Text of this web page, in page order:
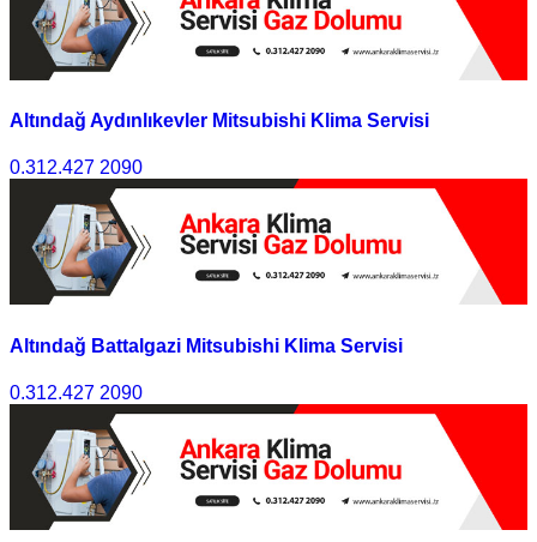
Altındağ Aydınlıkevler Mitsubishi Klima Servisi
0.312.427 2090
Altındağ Battalgazi Mitsubishi Klima Servisi
0.312.427 2090